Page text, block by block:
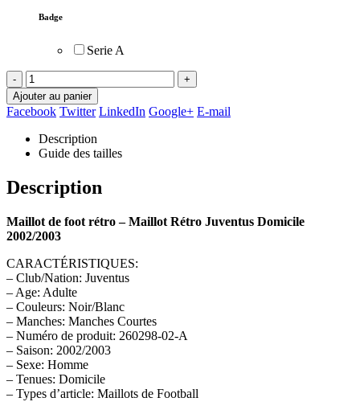
Badge
Serie A
-
+
Ajouter au panier
Facebook Twitter LinkedIn Google+ E-mail
Description
Guide des tailles
Description
Maillot de foot rétro – Maillot Rétro Juventus Domicile
2002/2003
CARACTÉRISTIQUES:
– Club/Nation: Juventus
– Age: Adulte
– Couleurs: Noir/Blanc
– Manches: Manches Courtes
– Numéro de produit: 260298-02-A
– Saison: 2002/2003
– Sexe: Homme
– Tenues: Domicile
– Types d’article: Maillots de Football